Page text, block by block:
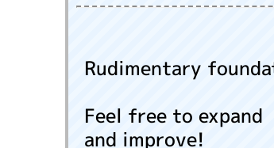
Rudimentary
Feel free to expand
and improve!